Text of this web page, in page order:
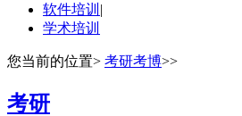
软件培训 |
学术培训
您当前的位置> 考研考博>>
考研